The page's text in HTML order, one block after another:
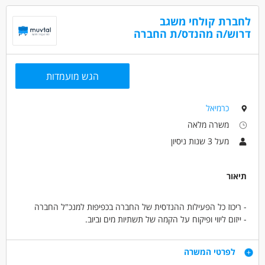
-מגורים באזור הצפון.
המשרה מיועדת לנשים ולגברים כאחד.
מאפייני משרה
מעל 5 שנות ניסיון
לחברת קולחי משגב
דרוש/ה מהנדס/ת החברה
הגש מועמדות
כרמיאל
משרה מלאה
מעל 3 שנות ניסיון
תיאור
- ריכוז כל הפעילות ההנדסית של החברה בכפיפות למנכ"ל החברה
- ייזום ליווי ופיקוח על הקמה של תשתיות מים וביוב.
ותאגידים
דרישות
לפרטי המשרה